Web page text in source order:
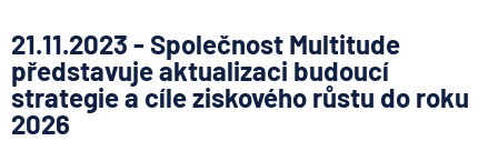
21.11.2023 - Společnost Multitude
představuje aktualizaci budoucí
strategie a cíle ziskového růstu do roku
2026